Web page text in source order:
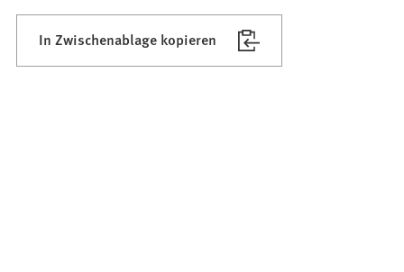
In Zwischenablage kopieren